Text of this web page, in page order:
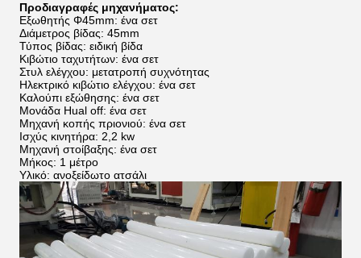
Προδιαγραφές μηχανήματος:
Εξωθητής Φ45mm: ένα σετ
Διάμετρος βίδας: 45mm
Τύπος βίδας: ειδική βίδα
Κιβώτιο ταχυτήτων: ένα σετ
Στυλ ελέγχου: μετατροπή συχνότητας
Ηλεκτρικό κιβώτιο ελέγχου: ένα σετ
Καλούπι εξώθησης: ένα σετ
Μονάδα Hual off: ένα σετ
Μηχανή κοπής πριονιού: ένα σετ
Ισχύς κινητήρα: 2,2 kw
Μηχανή στοίβαξης: ένα σετ
Μήκος: 1 μέτρο
Υλικό: ανοξείδωτο ατσάλι